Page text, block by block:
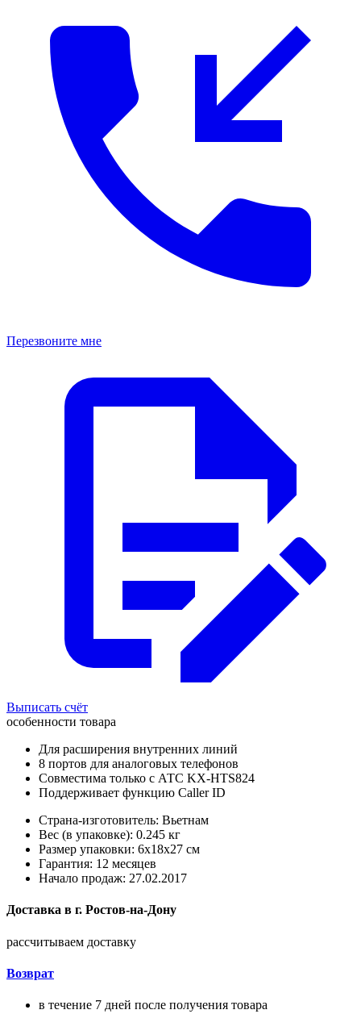
Перезвоните мне
Выписать счёт
особенности товара
Для расширения внутренних линий
8 портов для аналоговых телефонов
Совместима только с АТС KX-HTS824
Поддерживает функцию Caller ID
Страна-изготовитель: Вьетнам
Вес (в упаковке): 0.245 кг
Размер упаковки: 6x18x27 см
Гарантия: 12 месяцев
Начало продаж: 27.02.2017
Доставка в г. Ростов-на-Дону
рассчитываем доставку
Возврат
в течение 7 дней после получения товара